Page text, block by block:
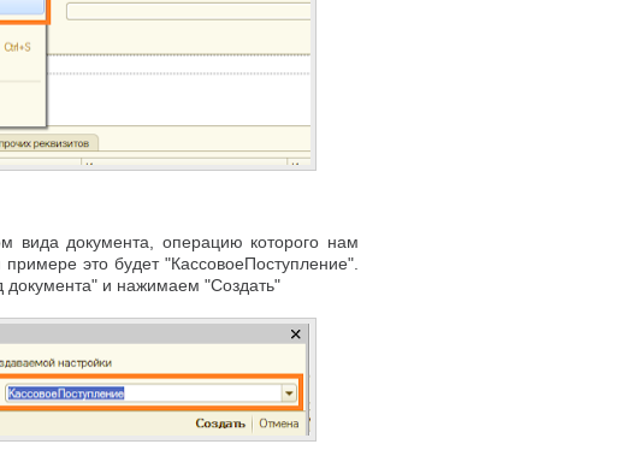
вида документа, операцию которого нам
это будет "КассовоеПоступление".
и нажимаем "Создать"